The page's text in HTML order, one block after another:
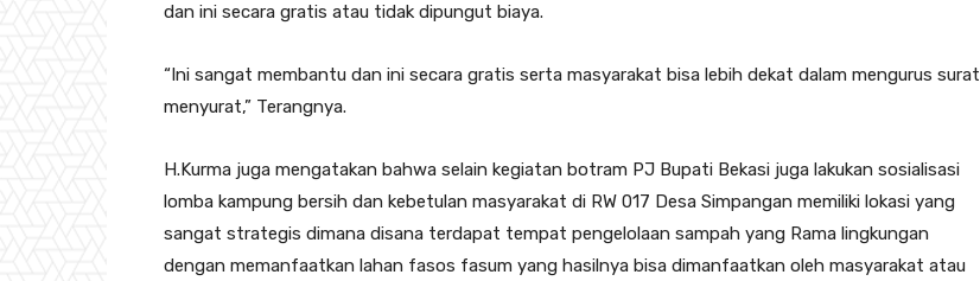
dan ini secara gratis atau tidak dipungut biaya.
“Ini sangat membantu dan ini secara gratis serta masyarakat bisa lebih dekat dalam mengurus surat
menyurat,” Terangnya.
H.Kurma juga mengatakan bahwa selain kegiatan botram PJ Bupati Bekasi juga lakukan sosialisasi
lomba kampung bersih dan kebetulan masyarakat di RW 017 Desa Simpangan memiliki lokasi yang
sangat strategis dimana disana terdapat tempat pengelolaan sampah yang Rama lingkungan
dengan memanfaatkan lahan fasos fasum yang hasilnya bisa dimanfaatkan oleh masyarakat atau